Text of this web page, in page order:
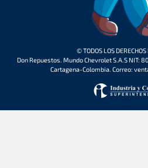
© TODOS LOS DERECHOS
Don Repuestos. Mundo Chevrolet S.A.S NIT:
Cartagena-Colombia. Correo: